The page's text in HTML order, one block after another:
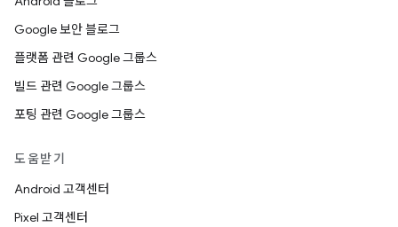
Google 보안 블로그
플랫폼 관련 Google 그룹스
빌드 관련 Google 그룹스
포팅 관련 Google 그룹스
도움받기
Android 고객센터
Pixel 고객센터